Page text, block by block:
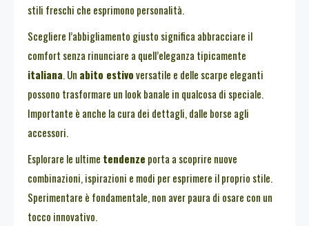
stili freschi che esprimono personalità.
Scegliere l’abbigliamento giusto significa abbracciare il
comfort senza rinunciare a quell’eleganza tipicamente
italiana. Un abito estivoversatile e delle scarpe eleganti
possono trasformare un look banale in qualcosa di speciale.
Importante è anche la cura dei dettagli, dalle borse agli
accessori.
Esplorare le ultime tendenze porta a scoprire nuove
combinazioni, ispirazioni e modi per esprimere il proprio stile.
Sperimentare è fondamentale, non aver paura di osare con un
tocco innovativo.